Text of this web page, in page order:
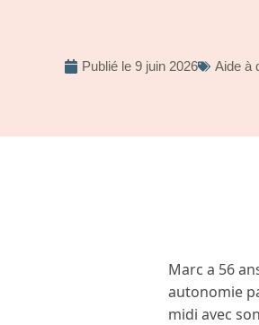
Publié le 9 juin 2026 Aide à
Marc a 56
autonomie
midi avec